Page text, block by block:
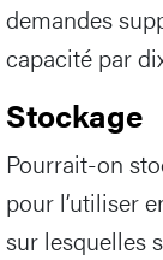
demandes
capacité par
Stockage
Pourrait-on
pour l’utiliser
sur lesquelles